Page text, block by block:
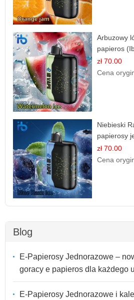
Arbuzowy
papieros
zł 70.00
Cena
Niebieski
papierosy
zł 70.00
Cena
Blog
E-Papierosy Jednorazowe –
goracy e papieros dla każdego
E-Papierosy Jednorazowe i